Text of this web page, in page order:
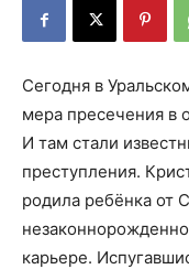
Сегодня в
мера пресечения в
И там стали
преступления.
родила ребёнка от
карьере.